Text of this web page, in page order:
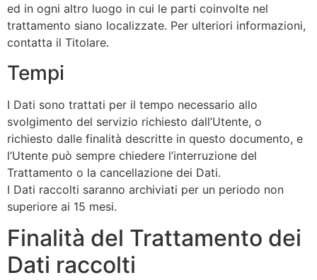
ed in ogni altro luogo in cui le parti coinvolte nel
trattamento siano localizzate. Per ulteriori informazioni,
contatta il Titolare.
Tempi
I Dati sono trattati per il tempo necessario allo
svolgimento del servizio richiesto dall’Utente, o
richiesto dalle finalità descritte in questo documento, e
l’Utente può sempre chiedere l’interruzione del
Trattamento o la cancellazione dei Dati.
I Dati raccolti saranno archiviati per un periodo non
superiore ai 15 mesi.
Finalità del Trattamento dei
Dati raccolti